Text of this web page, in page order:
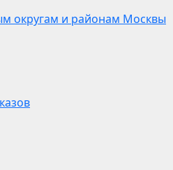
округам и районам Москвы